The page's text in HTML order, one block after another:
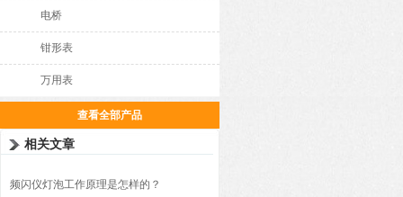
电桥
钳形表
万用表
查看全部产品
相关文章
频闪仪灯泡工作原理是怎样的？